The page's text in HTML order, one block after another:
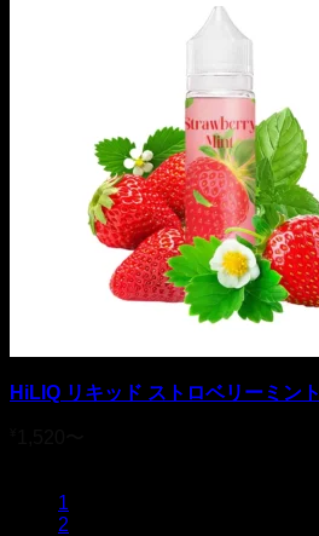
HiLIQ リキッド ストロベリーミント
1
2